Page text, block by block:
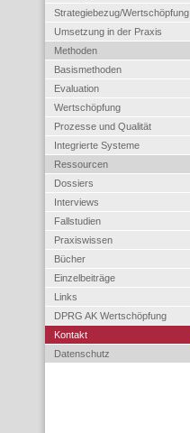
Strategiebezug/Wertschöpfung
Umsetzung in der Praxis
Methoden
Basismethoden
Evaluation
Wertschöpfung
Prozesse und Qualität
Integrierte Systeme
Ressourcen
Dossiers
Interviews
Fallstudien
Praxiswissen
Bücher
Einzelbeiträge
Links
DPRG AK Wertschöpfung
Kontakt
Datenschutz